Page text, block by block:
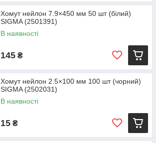
Хомут нейлон 7.9×450 мм 50 шт (білий)
SIGMA (2501391)
В наявності
145 ₴
Хомут нейлон 2.5×100 мм 100 шт (чорний)
SIGMA (2502031)
В наявності
15 ₴